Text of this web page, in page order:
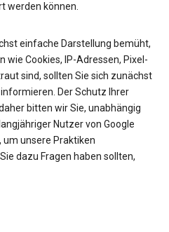
werden können.
einfache Darstellung bemüht,
Cookies, IP-Adressen, Pixel-
sind, sollten Sie sich zunächst
informieren. Der Schutz Ihrer
bitten wir Sie, unabhängig
Nutzer von Google
um unsere Praktiken
dazu Fragen haben sollten,